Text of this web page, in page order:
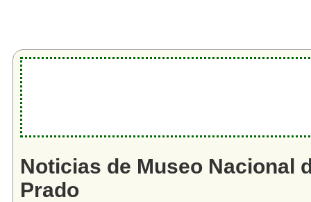
Noticias de Museo Nacional
Prado